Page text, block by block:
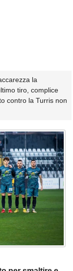
la
tiro, complice
contro la Turris non